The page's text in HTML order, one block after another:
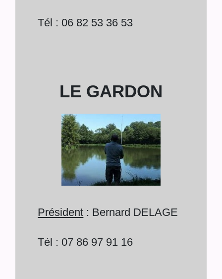
Tél : 06 82 53 36 53
LE GARDON
Président : Bernard DELAGE
Tél : 07 86 97 91 16